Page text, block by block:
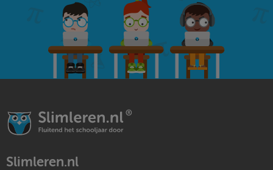
Slimleren.nl